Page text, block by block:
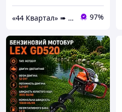
«44 Квартал» ➠ інтернет-магазин інструментів та розхідних матеріалів! 97%